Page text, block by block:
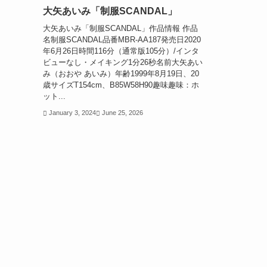
大矢あいみ「制服SCANDAL」
大矢あいみ「制服SCANDAL」作品情報 作品
名制服SCANDAL品番MBR-AA187発売日2020
年6月26日時間116分（通常版105分）/インタ
ビューなし・メイキング1分26秒名前大矢あい
み（おおや あいみ）年齢1999年8月19日、20
歳サイズT154cm、B85W58H90趣味趣味：ホ
ット...
January 3, 2024 June 25, 2026